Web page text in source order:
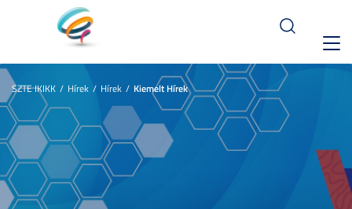
SZTE IKIKK Hírek Hírek Kiemelt Hírek